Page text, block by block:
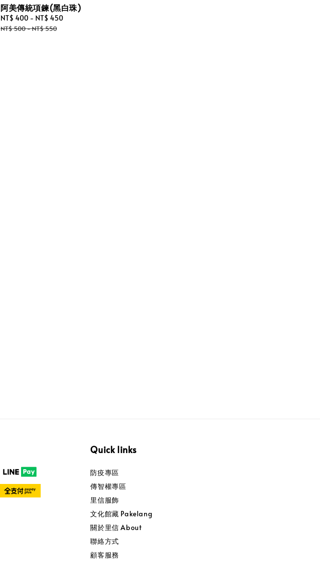
阿美傳統項鍊(黑白珠)
Sale
price
NT$ 400 - NT$ 450
NT$ 500-NT$ 550
Quick links
防疫專區
傳智權專區
里信服飾
文化館藏 Pakelang
關於里信 About
聯絡方式
顧客服務